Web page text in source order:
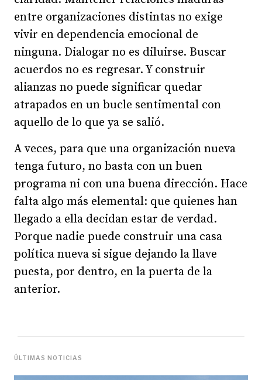
entre organizaciones distintas no exige
vivir en dependencia emocional de
ninguna. Dialogar no es diluirse. Buscar
acuerdos no es regresar. Y construir
alianzas no puede significar quedar
atrapados en un bucle sentimental con
aquello de lo que ya se salió.
A veces, para que una organización nueva
tenga futuro, no basta con un buen
programa ni con una buena dirección. Hace
falta algo más elemental: que quienes han
llegado a ella decidan estar de verdad.
Porque nadie puede construir una casa
política nueva si sigue dejando la llave
puesta, por dentro, en la puerta de la
anterior.
ÚLTIMAS NOTICIAS